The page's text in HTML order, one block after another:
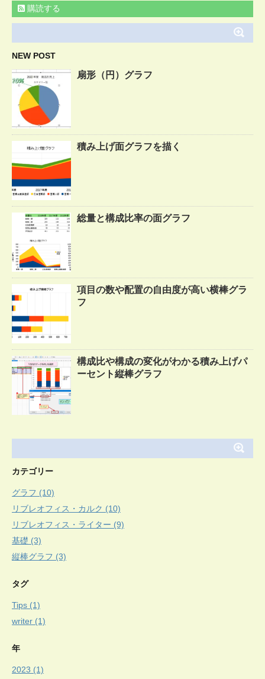
購読する
NEW POST
扇形（円）グラフ
積み上げ面グラフを描く
総量と構成比率の面グラフ
項目の数や配置の自由度が高い横棒グラ
フ
構成比や構成の変化がわかる積み上げパ
ーセント縦棒グラフ
カテゴリー
グラフ (10)
リブレオフィス・カルク (10)
リブレオフィス・ライター (9)
基礎 (3)
縦棒グラフ (3)
タグ
Tips (1)
writer (1)
年
2023 (1)